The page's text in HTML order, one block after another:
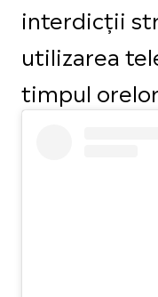
interdicții
utilizarea
timpul